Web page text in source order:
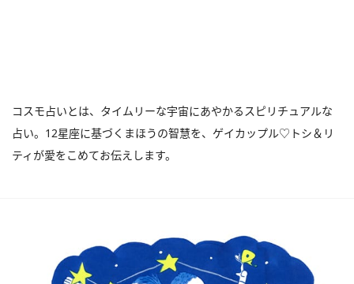
コスモ占いとは、タイムリーな宇宙にあやかるスピリチュアルな
占い。12星座に基づくまほうの智慧を、ゲイカップル♡トシ＆リ
ティが愛をこめてお伝えします。